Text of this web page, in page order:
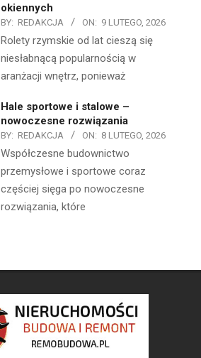
okiennych
BY: REDAKCJA ON: 9 LUTEGO, 2026
Rolety rzymskie od lat cieszą się
niesłabnącą popularnością w
aranżacji wnętrz, ponieważ
Hale sportowe i stalowe –
nowoczesne rozwiązania
BY: REDAKCJA ON: 8 LUTEGO, 2026
Współczesne budownictwo
przemysłowe i sportowe coraz
częściej sięga po nowoczesne
rozwiązania, które